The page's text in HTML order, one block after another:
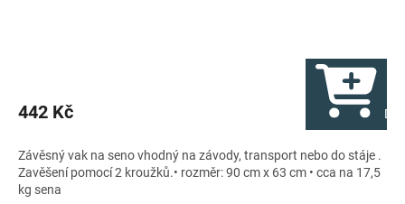
442 Kč Do
Závěsný vak na seno vhodný na závody, transport nebo do stáje .
Zavěšení pomocí 2 kroužků.• rozměr: 90 cm x 63 cm • cca na 17,5
kg sena